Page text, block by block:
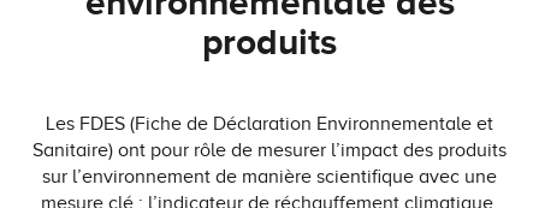
produits
Les FDES (Fiche de Déclaration Environnementale et
Sanitaire) ont pour rôle de mesurer l’impact des produits
sur l’environnement de manière scientifique avec une
mesure clé : l’indicateur de réchauffement climatique,